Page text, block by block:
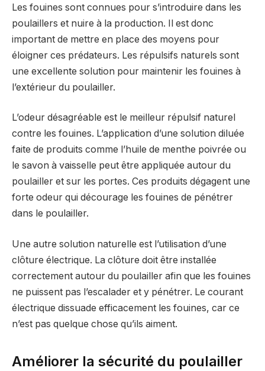
Les fouines sont connues pour s’introduire dans les
poulaillers et nuire à la production. Il est donc
important de mettre en place des moyens pour
éloigner ces prédateurs. Les répulsifs naturels sont
une excellente solution pour maintenir les fouines à
l’extérieur du poulailler.
L’odeur désagréable est le meilleur répulsif naturel
contre les fouines. L’application d’une solution diluée
faite de produits comme l’huile de menthe poivrée ou
le savon à vaisselle peut être appliquée autour du
poulailler et sur les portes. Ces produits dégagent une
forte odeur qui décourage les fouines de pénétrer
dans le poulailler.
Une autre solution naturelle est l’utilisation d’une
clôture électrique. La clôture doit être installée
correctement autour du poulailler afin que les fouines
ne puissent pas l’escalader et y pénétrer. Le courant
électrique dissuade efficacement les fouines, car ce
n’est pas quelque chose qu’ils aiment.
Améliorer la sécurité du poulailler